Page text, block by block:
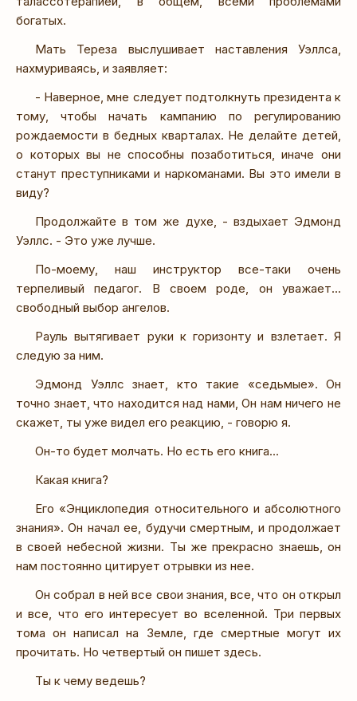
богатых.
Мать Тереза выслушивает наставления Уэллса,
нахмуриваясь, и заявляет:
- Наверное, мне следует подтолкнуть президента к
тому, чтобы начать кампанию по регулированию
рождаемости в бедных кварталах. Не делайте детей,
о которых вы не способны позаботиться, иначе они
станут преступниками и наркоманами. Вы это имели в
виду?
Продолжайте в том же духе, - вздыхает Эдмонд
Уэллс. - Это уже лучше.
По-моему, наш инструктор все-таки очень
терпеливый педагог. В своем роде, он уважает...
свободный выбор ангелов.
Рауль вытягивает руки к горизонту и взлетает. Я
следую за ним.
Эдмонд Уэллс знает, кто такие «седьмые». Он
точно знает, что находится над нами, Он нам ничего не
скажет, ты уже видел его реакцию, - говорю я.
Он-то будет молчать. Но есть его книга...
Какая книга?
Его «Энциклопедия относительного и абсолютного
знания». Он начал ее, будучи смертным, и продолжает
в своей небесной жизни. Ты же прекрасно знаешь, он
нам постоянно цитирует отрывки из нее.
Он собрал в ней все свои знания, все, что он открыл
и все, что его интересует во вселенной. Три первых
тома он написал на Земле, где смертные могут их
прочитать. Но четвертый он пишет здесь.
Ты к чему ведешь?